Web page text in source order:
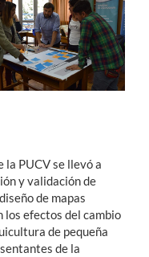
la PUCV se llevó a
y validación de
de mapas
los efectos del cambio
de pequeña
de la